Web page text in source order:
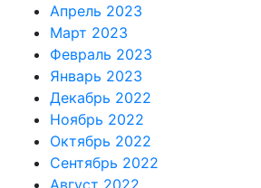
Апрель 2023
Март 2023
Февраль 2023
Январь 2023
Декабрь 2022
Ноябрь 2022
Октябрь 2022
Сентябрь 2022
Август 2022